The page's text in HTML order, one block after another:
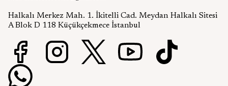
Halkalı Merkez Mah. 1. İkitelli Cad. Meydan Halkalı Sitesi
A Blok D 118 Küçükçekmece İstanbul